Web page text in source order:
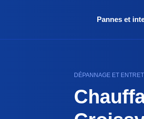
Pannes et
DÉPANNAGE ET